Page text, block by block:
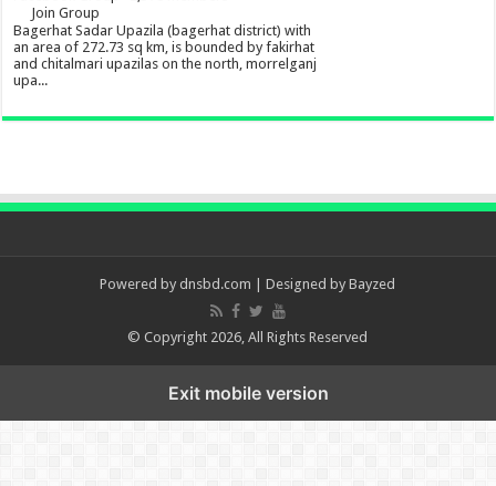
Join Group
Bagerhat Sadar Upazila (bagerhat district) with
an area of 272.73 sq km, is bounded by fakirhat
and chitalmari upazilas on the north, morrelganj
upa...
Powered by dnsbd.com | Designed byBayzed
© Copyright 2026, All Rights Reserved
Exit mobile version